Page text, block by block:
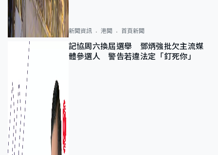
新聞資訊 港聞 首頁新聞
記協周六換屆選舉 鄧炳強批欠主流媒
體參選人 警告若違法定「釘死你」